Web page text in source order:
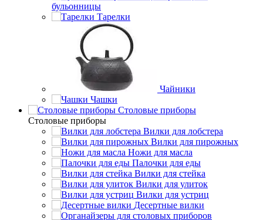
бульонницы
Тарелки
Чайники
Чашки
Cтоловые приборы
Cтоловые приборы
Вилки для лобстера
Вилки для пирожных
Ножи для масла
Палочки для еды
Вилки для стейка
Вилки для улиток
Вилки для устриц
Десертные вилки